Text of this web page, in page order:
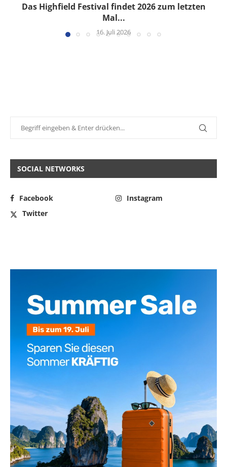
Das Highfield Festival findet 2026 zum letzten
Mal...
16. Juli 2026
SOCIAL NETWORKS
Facebook
Instagram
Twitter